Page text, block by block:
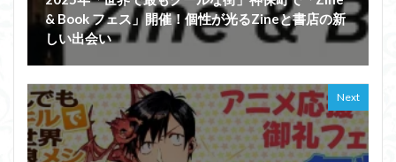
& Book フェス」開催！個性が光るZineと書店の新
しい出会い
Next